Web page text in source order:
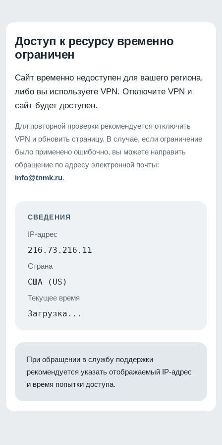
Доступ к ресурсу временно
ограничен
Сайт временно недоступен для вашего региона,
либо вы используете VPN. Отключите VPN и
сайт будет доступен.
Для повторной проверки рекомендуется отключить
VPN и обновить страницу. В случае, если ограничение
было применено ошибочно, вы можете направить
обращение по адресу электронной почты:
info@tnmk.ru.
СВЕДЕНИЯ
IP-адрес
216.73.216.11
Страна
США (US)
Текущее время
Загрузка...
При обращении в службу поддержки
рекомендуется указать отображаемый IP-адрес
и время попытки доступа.